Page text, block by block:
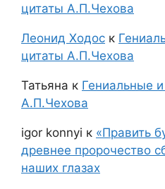
цитаты А.П.Чехова
Леонид Ходос к
цитаты А.П.Чехова
Татьяна к Гениальные
А.П.Чехова
igor konnyi к «Править
древнее пророчество
наших глазах